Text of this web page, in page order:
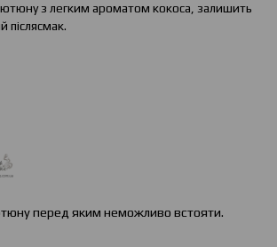
з легким ароматом кокоса, залишить
післясмак.
перед яким неможливо встояти.